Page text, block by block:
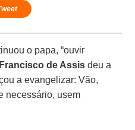
o papa, “ouvir
de Assis deu a
a evangelizar: Vão,
necessário, usem